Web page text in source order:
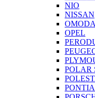
NIO
NISSAN
OMODA
OPEL
POLAR